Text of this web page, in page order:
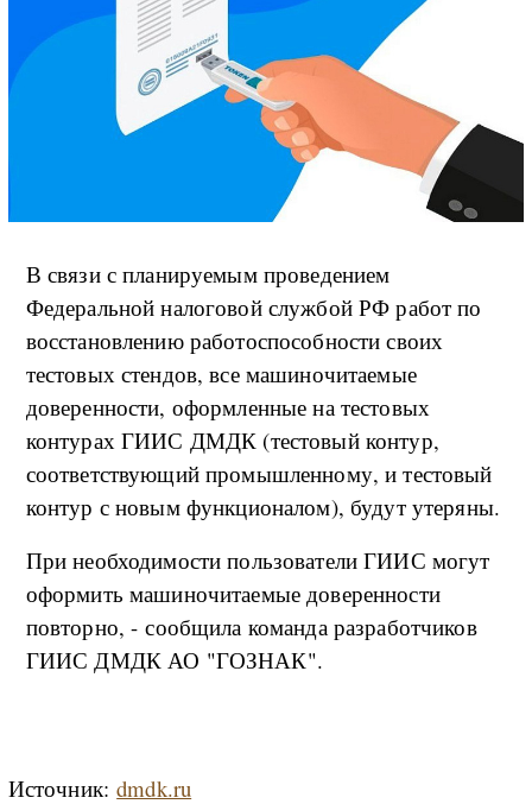
В связи с планируемым проведением
Федеральной налоговой службой РФ работ по
восстановлению работоспособности своих
тестовых стендов, все машиночитаемые
доверенности, оформленные на тестовых
контурах ГИИС ДМДК (тестовый контур,
соответствующий промышленному, и тестовый
контур с новым функционалом), будут утеряны.
При необходимости пользователи ГИИС могут
оформить машиночитаемые доверенности
повторно, - сообщила команда разработчиков
ГИИС ДМДК АО "ГОЗНАК".
Источник:dmdk.ru